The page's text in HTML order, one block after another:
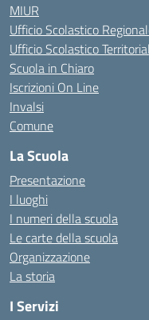
MIUR
Ufficio Scolastico
Ufficio Scolastico
Scuola in Chiaro
Iscrizioni On Line
Invalsi
Comune
La Scuola
Presentazione
I luoghi
I numeri della scuola
Le carte della scuola
Organizzazione
La storia
I Servizi